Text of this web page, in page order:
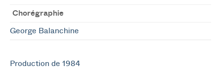
Chorégraphie
George Balanchine
Production de 1984